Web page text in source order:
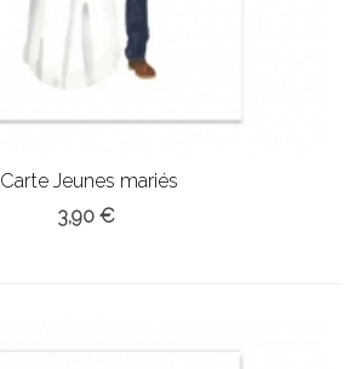
Carte Jeunes mariés
3,90 €